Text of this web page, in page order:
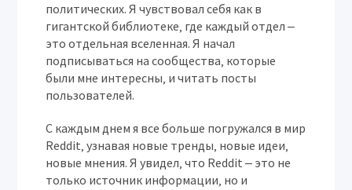
политических. Я чувствовал себя как в
гигантской библиотеке‚ где каждый отдел ‒
это отдельная вселенная. Я начал
подписываться на сообщества‚ которые
были мне интересны‚ и читать посты
пользователей.
С каждым днем я все больше погружался в мир
Reddit‚ узнавая новые тренды‚ новые идеи‚
новые мнения. Я увидел‚ что Reddit ‒ это не
только источник информации‚ но и